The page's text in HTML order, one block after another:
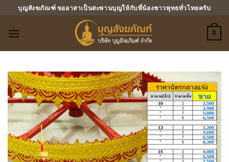
บุญสังฆภัณฑ์ ขออาสาเป็นสะพานบุญให้กับพี่น้องชาวพุทธทั่วไทยครับ
0